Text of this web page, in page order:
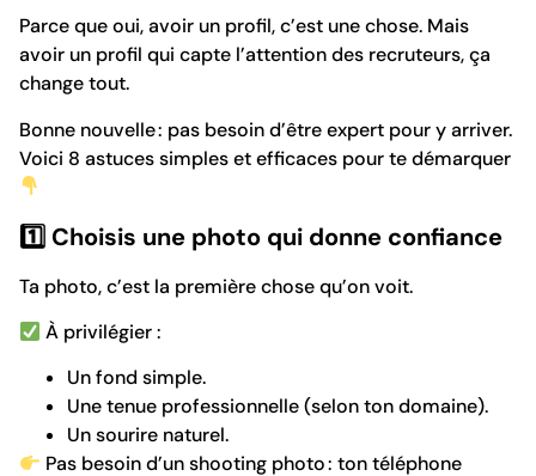
Parce que oui, avoir un profil, c’est une chose. Mais
avoir un profil qui capte l’attention des recruteurs, ça
change tout.
Bonne nouvelle : pas besoin d’être expert pour y arriver.
Voici 8 astuces simples et efficaces pour te démarquer
1️ ⃣ Choisis une photo qui donne confiance
Ta photo, c’est la première chose qu’on voit.
À privilégier :
Un fond simple.
Une tenue professionnelle (selon ton domaine).
Un sourire naturel.
Pas besoin d’un shooting photo : ton téléphone